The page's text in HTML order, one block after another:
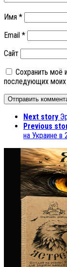
Имя *
Email *
Сайт
Сохранить моё
последующих моих
Next story
Previous
на Украине в